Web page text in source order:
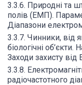
3.3.6. Природні та
полів (ЕМП).
Діапазони
3.3.7. Чинники, від
біологічні
Заходи захисту
3.3.8.
радіочастотного